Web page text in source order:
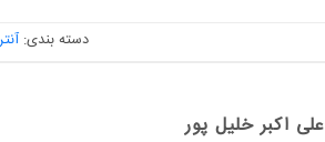
دسته بندی:
علی اکبر خلیل پور